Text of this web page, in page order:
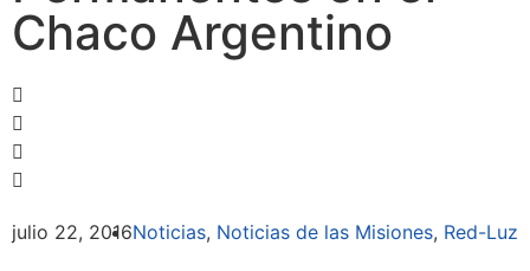
Chaco Argentino
julio 22, 2016Noticias, Noticias de las Misiones, Red-Luz